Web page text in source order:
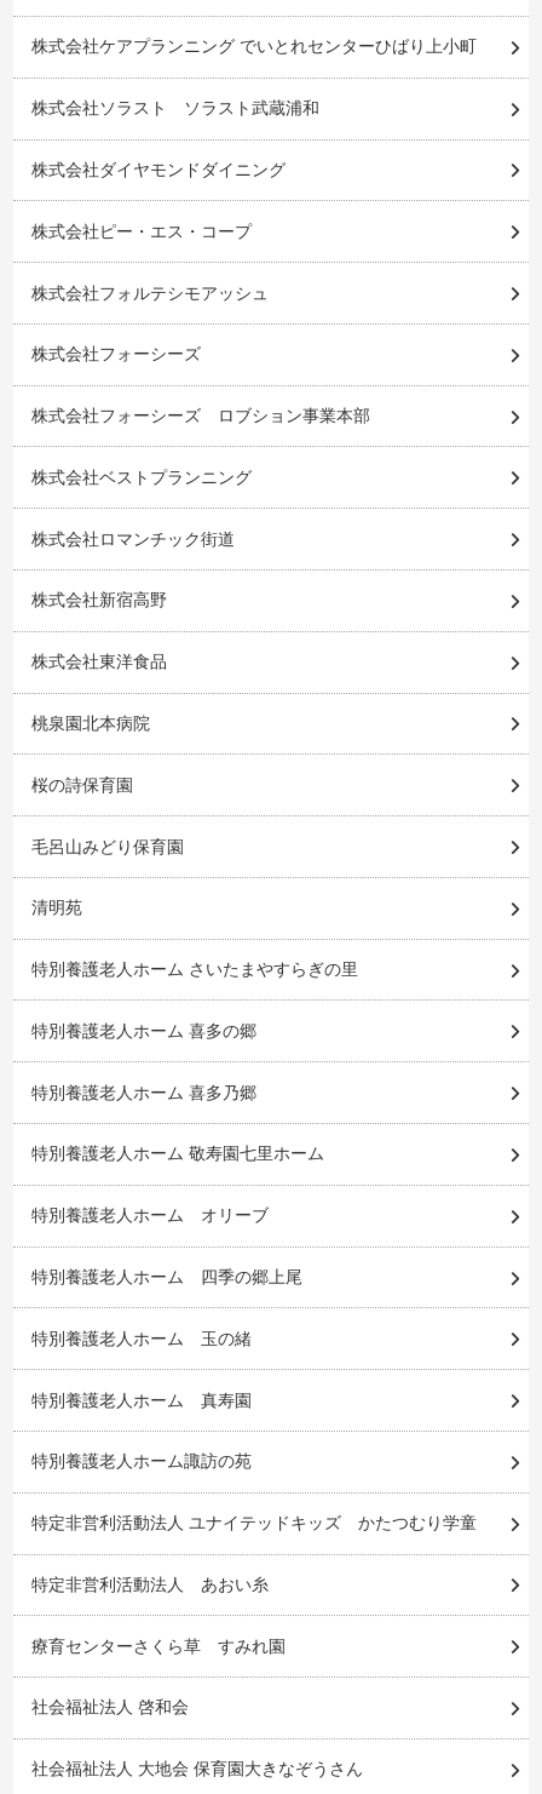
株式会社ケアプランニング でいとれセンターひばり上小町
株式会社ソラスト ソラスト武蔵浦和
株式会社ダイヤモンドダイニング
株式会社ピー・エス・コープ
株式会社フォルテシモアッシュ
株式会社フォーシーズ
株式会社フォーシーズ ロブション事業本部
株式会社ベストプランニング
株式会社ロマンチック街道
株式会社新宿高野
株式会社東洋食品
桃泉園北本病院
桜の詩保育園
毛呂山みどり保育園
清明苑
特別養護老人ホーム さいたまやすらぎの里
特別養護老人ホーム 喜多の郷
特別養護老人ホーム 喜多乃郷
特別養護老人ホーム 敬寿園七里ホーム
特別養護老人ホーム オリーブ
特別養護老人ホーム 四季の郷上尾
特別養護老人ホーム 玉の緒
特別養護老人ホーム 真寿園
特別養護老人ホーム諏訪の苑
特定非営利活動法人 ユナイテッドキッズ かたつむり学童
特定非営利活動法人 あおい糸
療育センターさくら草 すみれ園
社会福祉法人 啓和会
社会福祉法人 大地会 保育園大きなぞうさん